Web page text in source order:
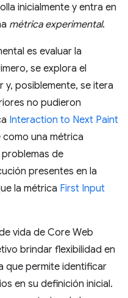
inicialmente y entra en
métrica experimental.
es evaluar la
se explora el
y, posiblemente, se itera
no pudieron
Interaction to Next Paint
una métrica
de
presentes en la
la métrica First Input
vida de Core Web
brindar flexibilidad en
que permite identificar
en su definición inicial.